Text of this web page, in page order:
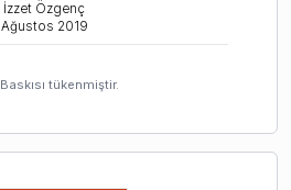
İzzet Özgenç
Ağustos 2019
Baskısı tükenmiştir.